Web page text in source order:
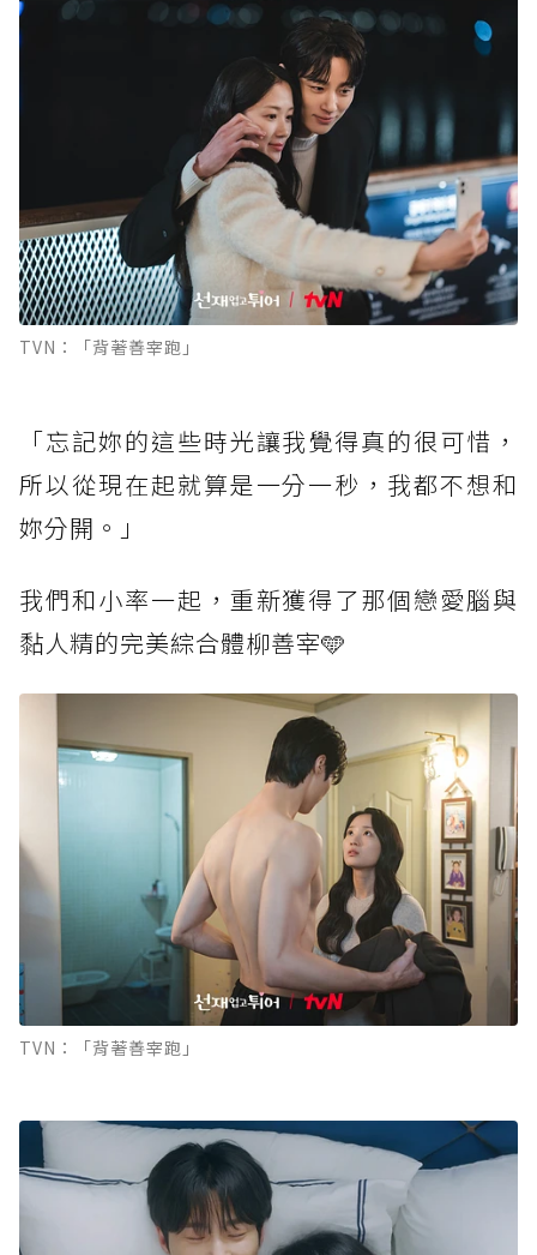
TVN：「背著善宰跑」
「忘記妳的這些時光讓我覺得真的很可惜，
所以從現在起就算是一分一秒，我都不想和
妳分開。」
我們和小率一起，重新獲得了那個戀愛腦與
黏人精的完美綜合體柳善宰🩵
TVN：「背著善宰跑」